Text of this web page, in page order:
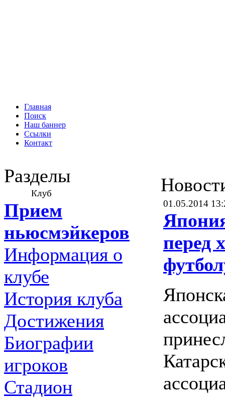
Главная
Поиск
Наш баннер
Ссылки
Контакт
Разделы
Прием
ньюсмэйкеров
Информация о
клубе
История клуба
Достижения
Биографии
игроков
Стадион
01.05.2014
перед